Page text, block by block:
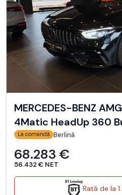
MERCEDES-BENZ
La comandă Berlină
68.283 €
56.432 € NET
Rată de la